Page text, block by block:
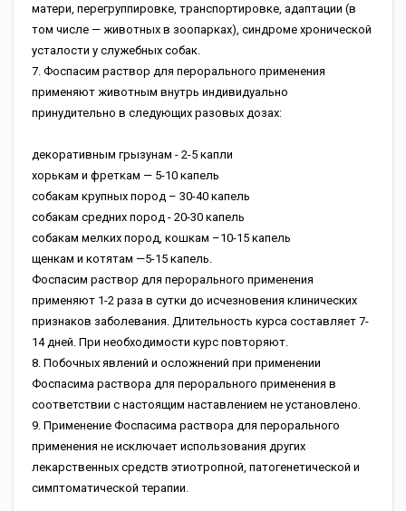
матери, перегруппировке, транспортировке, адаптации (в
том числе — животных в зоопарках), синдроме хронической
усталости у служебных собак.
7. Фоспасим раствор для перорального применения
применяют животным внутрь индивидуально
принудительно в следующих разовых дозах:
декоративным грызунам - 2-5 капли
хорькам и фреткам — 5-10 капель
собакам крупных пород – 30-40 капель
собакам средних пород - 20-30 капель
собакам мелких пород, кошкам –10-15 капель
щенкам и котятам —5-15 капель.
Фоспасим раствор для перорального применения
применяют 1-2 раза в сутки до исчезновения клинических
признаков заболевания. Длительность курса составляет 7-
14 дней. При необходимости курс повторяют.
8. Побочных явлений и осложнений при применении
Фоспасима раствора для перорального применения в
соответствии с настоящим наставлением не установлено.
9. Применение Фоспасима раствора для перорального
применения не исключает использования других
лекарственных средств этиотропной, патогенетической и
симптоматической терапии.